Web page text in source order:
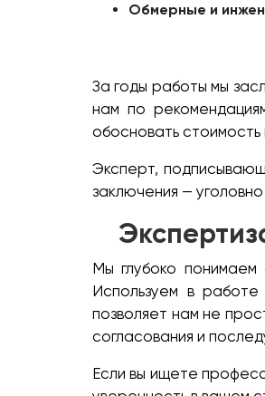
Обмерные и
За годы работы мы
нам по
обосновать
Эксперт,
заключения —
Мы глубоко понимаем
Используем в
позволяет нам не
согласования и
Если вы ищете